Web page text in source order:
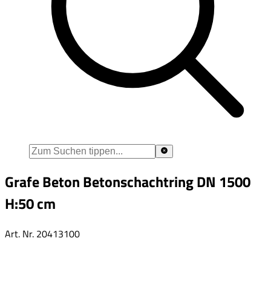
Grafe Beton Betonschachtring DN 1500
H:50 cm
Art. Nr. 20413100